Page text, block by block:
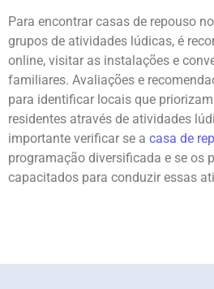
Para encontrar casas de repouso
grupos de atividades lúdicas, é
online, visitar as instalações e
familiares. Avaliações e
para identificar locais que
residentes através de atividades
importante verificar se a casa de
programação diversificada e se os
capacitados para conduzir essas